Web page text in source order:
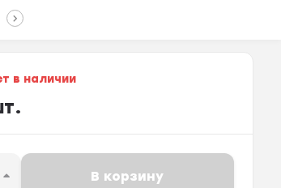
в наличии
В корзину